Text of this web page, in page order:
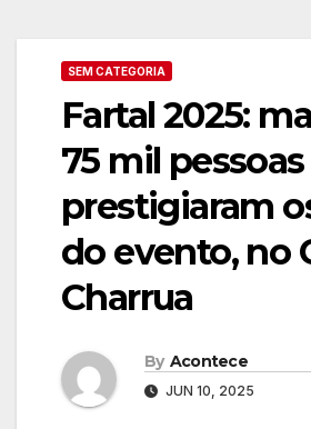
SEM CATEGORIA
Fartal 2025:
75 mil pessoas
prestigiaram
do evento, no
Charrua
By Acontece
JUN 10, 2025